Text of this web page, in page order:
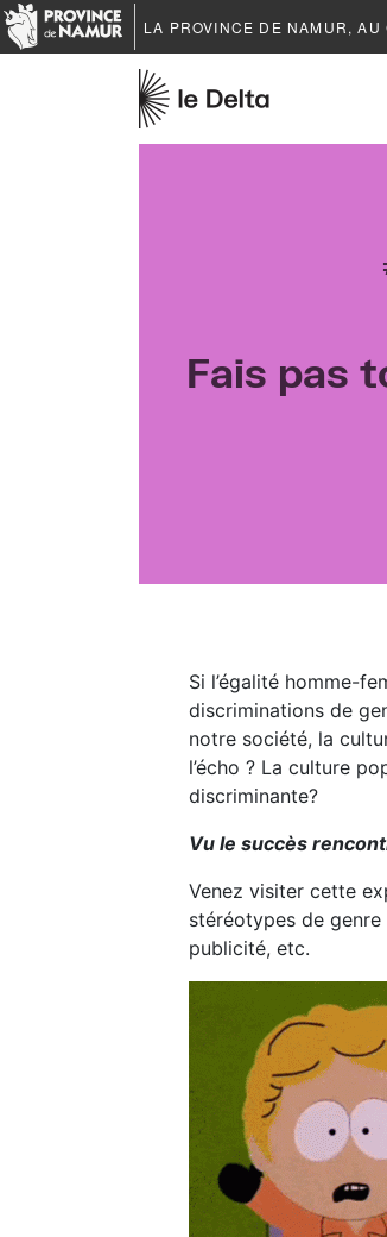
LA PROVINCE DE NAMUR, AU
Fais pas
Si l’égalité homme-
discriminations de
notre société, la
l’écho ? La culture
discriminante?
Vu le succès
Venez visiter cette
stéréotypes de
publicité, etc.